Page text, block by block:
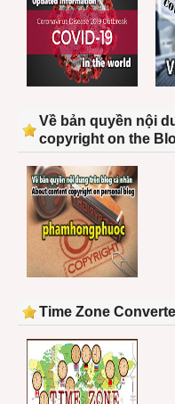
Về bản quyền nội
copyright on the
Time Zone